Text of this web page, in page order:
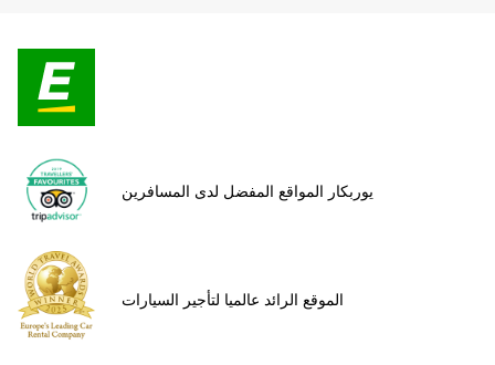
يوربكار المواقع المفضل لدى المسافرين
الموقع الرائد عالميا لتأجير السيارات